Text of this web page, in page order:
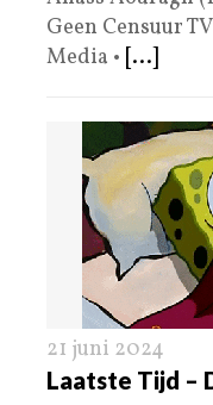
Geen Censuur
Media • [...]
21 juni 2024
Laatste Tijd –